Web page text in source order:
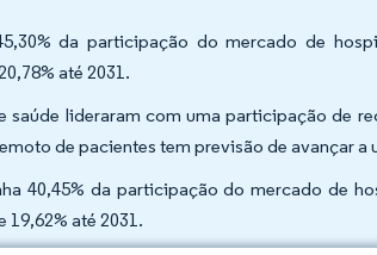
da participação do mercado de
até 2031.
lideraram com uma participação de
de pacientes tem previsão de avançar a
40,45% da participação do mercado de
até 2031.